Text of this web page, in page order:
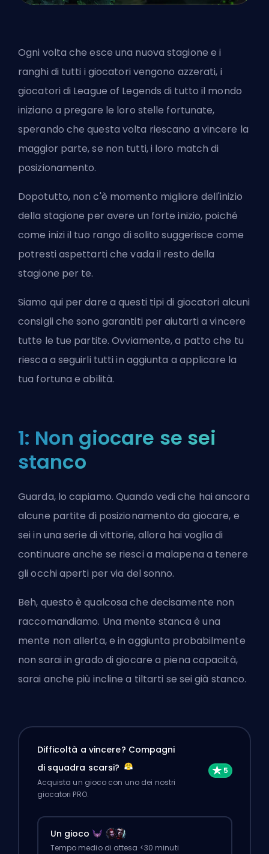
Ogni volta che esce una nuovastagione e i
ranghi di tutti i giocatori vengono azzerati, i
giocatori di League of Legends di tutto il mondo
iniziano a pregare le loro stelle fortunate,
sperando che questa volta riescano a vincere la
maggior parte, se non tutti, i loro match di
posizionamento.
Dopotutto, non c'è momento migliore dell'inizio
della stagione per avere un forte inizio, poiché
come inizi il tuo rango di solito suggerisce come
potresti aspettarti che vada il resto della
stagione per te.
Siamo qui per dare a questi tipi di giocatori alcuni
consigli che sono garantiti per aiutarti a vincere
tutte le tue partite. Ovviamente, a patto che tu
riesca a seguirli tutti in aggiunta a applicare la
tua fortuna e abilità.
1: Non giocare se sei
stanco
Guarda, lo capiamo. Quando vedi che hai ancora
alcune partite di posizionamento da giocare, e
sei in una serie di vittorie, allora hai voglia di
continuare anche se riesci a malapena a tenere
gli occhi aperti per via del sonno.
Beh, questo è qualcosa che decisamente non
raccomandiamo. Una mente stanca è una
mente non allerta, e in aggiunta probabilmente
non sarai in grado di giocare a piena capacità,
sarai anche più incline a tiltarti se sei già stanco.
Difficoltà a vincere? Compagni
di squadra scarsi?
Acquista un gioco con uno dei nostri
giocatori PRO.
Un gioco
Tempo medio di attesa <30 minuti